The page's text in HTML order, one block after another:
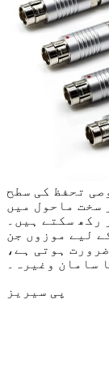
تحفظ کی سطح
سخت ماحول میں
سکتے ہیں۔
لیے موزوں جن
ہوتی ہے،
سامان وغیرہ۔
پی سیریز